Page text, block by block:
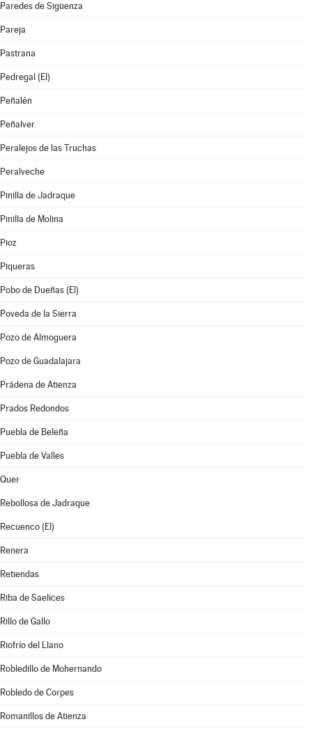
Paredes de Sigüenza
Pareja
Pastrana
Pedregal (El)
Peñalén
Peñalver
Peralejos de las Truchas
Peralveche
Pinilla de Jadraque
Pinilla de Molina
Pioz
Piqueras
Pobo de Dueñas (El)
Poveda de la Sierra
Pozo de Almoguera
Pozo de Guadalajara
Prádena de Atienza
Prados Redondos
Puebla de Beleña
Puebla de Valles
Quer
Rebollosa de Jadraque
Recuenco (El)
Renera
Retiendas
Riba de Saelices
Rillo de Gallo
Riofrío del Llano
Robledillo de Mohernando
Robledo de Corpes
Romanillos de Atienza